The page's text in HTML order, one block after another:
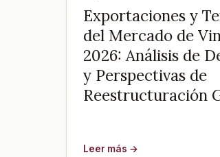
Exportaciones y
del Mercado de
2026: Análisis de
y Perspectivas de
Reestructuración
Leer más →